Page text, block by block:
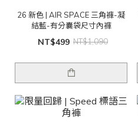
26 新色 | AIR SPACE 三角褲-凝
結藍-有分囊袋尺寸內褲
NT$499 NT$1,090